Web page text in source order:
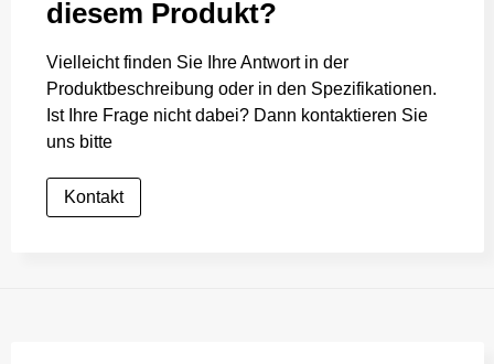
diesem Produkt?
Vielleicht finden Sie Ihre Antwort in der
Produktbeschreibung oder in den Spezifikationen.
Ist Ihre Frage nicht dabei? Dann kontaktieren Sie
uns bitte
Kontakt